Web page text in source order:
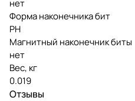
нет
Форма наконечника бит
PH
Магнитный наконечник биты
нет
Вес, кг
0.019
Отзывы